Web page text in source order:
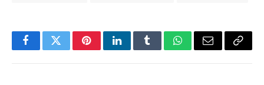
FacebookTwitterPinterestLinkedInTumblrWhatsApp
Email Copy